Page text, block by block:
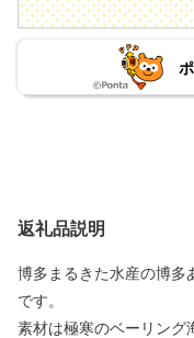
返礼品説明
博多まるきた水産の博多
です。
素材は極寒のベーリング